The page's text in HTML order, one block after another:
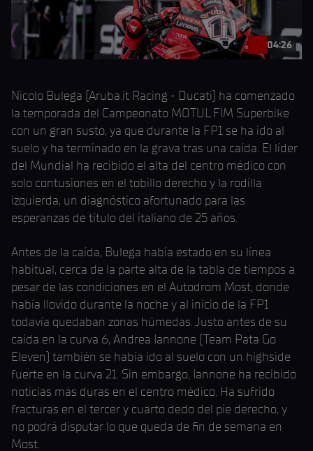
04:26
Nicolo Bulega (Aruba.it Racing - Ducati) ha comenzado
la temporada del Campeonato MOTUL FIM Superbike
con un gran susto, ya que durante la FP1 se ha ido al
suelo y ha terminado en la grava tras una caída. El líder
del Mundial ha recibido el alta del centro médico con
solo contusiones en el tobillo derecho y la rodilla
izquierda, un diagnóstico afortunado para las
esperanzas de título del italiano de 25 años.
Antes de la caída, Bulega había estado en su línea
habitual, cerca de la parte alta de la tabla de tiempos a
pesar de las condiciones en el Autodrom Most, donde
había llovido durante la noche y al inicio de la FP1
todavía quedaban zonas húmedas. Justo antes de su
caída en la curva 6, Andrea Iannone (Team Pata Go
Eleven) también se había ido al suelo con un highside
fuerte en la curva 21. Sin embargo, Iannone ha recibido
noticias más duras en el centro médico. Ha sufrido
fracturas en el tercer y cuarto dedo del pie derecho, y
no podrá disputar lo que queda de fin de semana en
Most.